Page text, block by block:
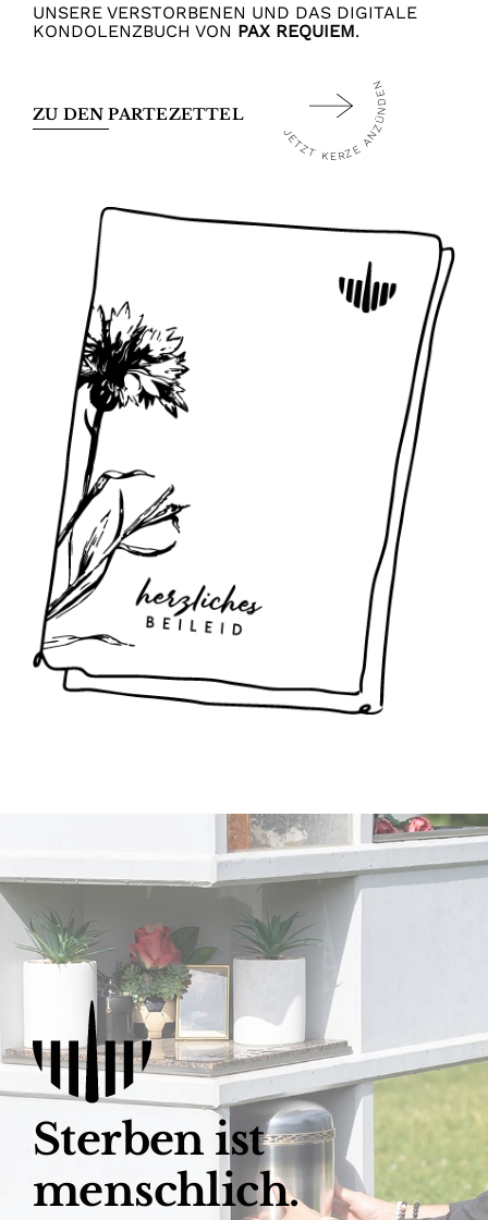
UNSERE VERSTORBENEN UND DAS DIGITALE
KONDOLENZBUCH VON PAX REQUIEM.
ZU DEN PARTEZETTEL JETZT KERZE ANZÜNDEN
Sterben ist
menschlich.